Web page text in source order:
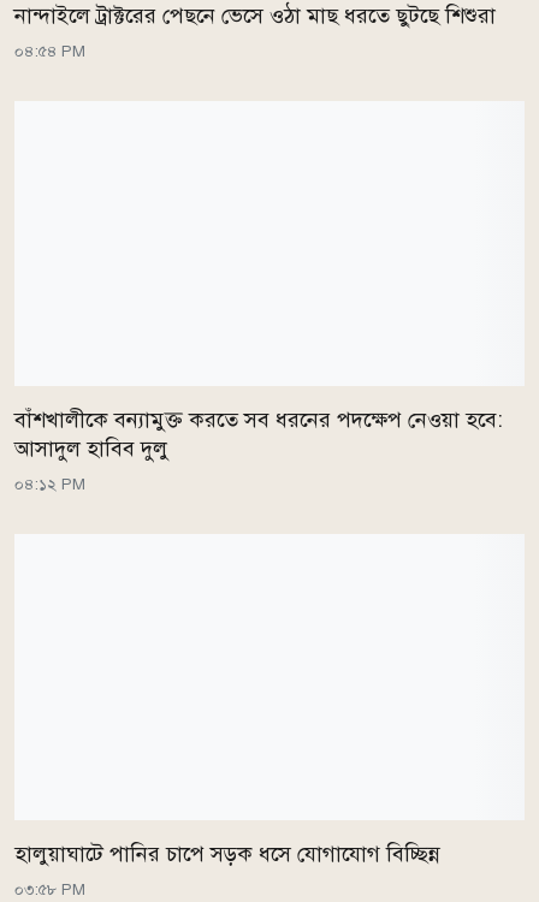
নান্দাইলে ট্রাক্টরের পেছনে ভেসে ওঠা মাছ ধরতে ছুটছে শিশুরা
০৪:৫৪ PM
বাঁশখালীকে বন্যামুক্ত করতে সব ধরনের পদক্ষেপ নেওয়া হবে:
আসাদুল হাবিব দুলু
০৪:১২ PM
হালুয়াঘাটে পানির চাপে সড়ক ধসে যোগাযোগ বিচ্ছিন্ন
০৩:৫৮ PM